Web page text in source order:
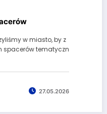
w miasto, by z
spacerów tematyczn
27.05.2026